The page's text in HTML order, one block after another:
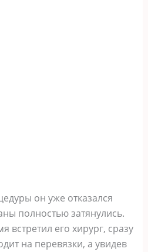
он уже отказался
полностью затянулись.
встретил его хирург, сразу
на перевязки, а увидев